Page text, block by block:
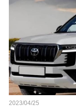
2023/04/25